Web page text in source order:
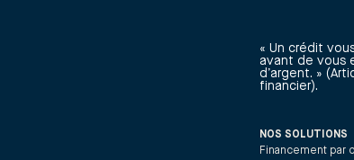
« Un crédit
avant de vous
d’argent. »
financier).
NOS SOLUTIONS
Financement par